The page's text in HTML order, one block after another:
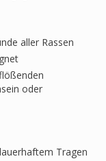
aller Rassen
oder
Tragen